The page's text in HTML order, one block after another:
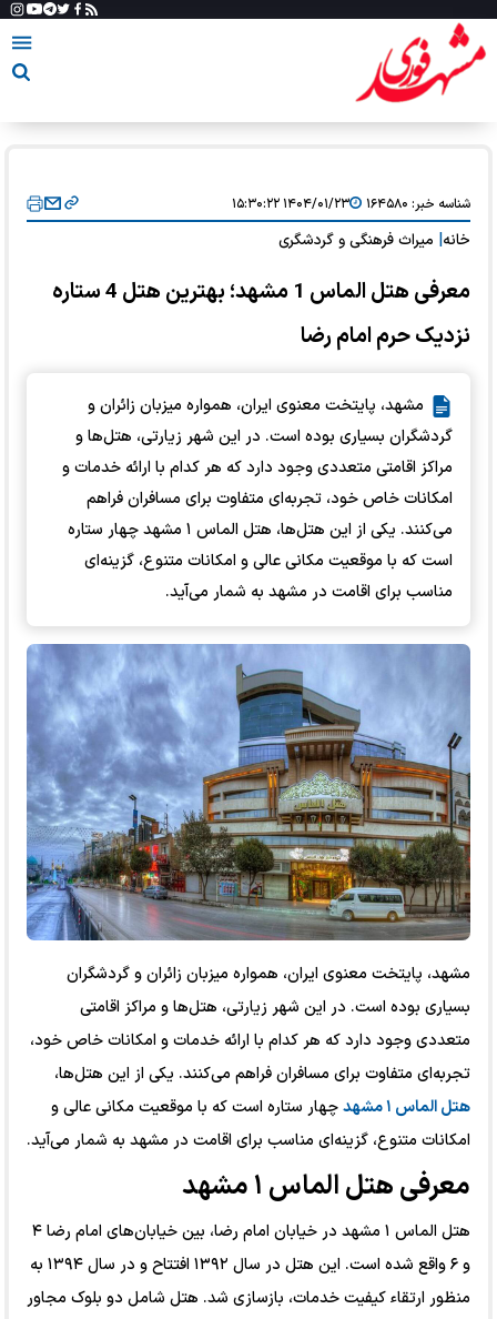
شناسه خبر: ۱۶۴۵۸۰ ۱۴۰۴/۰۱/۲۳ ۱۵:۳۰:۲۲
خانه میراث فرهنگی و گردشگری
معرفی هتل الماس 1 مشهد؛ بهترین هتل 4 ستاره
نزدیک حرم امام رضا
مشهد، پایتخت معنوی ایران، همواره میزبان زائران و
گردشگران بسیاری بوده است. در این شهر زیارتی، هتل‌ها و
مراکز اقامتی متعددی وجود دارد که هر کدام با ارائه خدمات و
امکانات خاص خود، تجربه‌ای متفاوت برای مسافران فراهم
می‌کنند. یکی از این هتل‌ها، هتل الماس ۱ مشهد چهار ستاره
است که با موقعیت مکانی عالی و امکانات متنوع، گزینه‌ای
مناسب برای اقامت در مشهد به شمار می‌آید.
مشهد، پایتخت معنوی ایران، همواره میزبان زائران و گردشگران
بسیاری بوده است. در این شهر زیارتی، هتل‌ها و مراکز اقامتی
متعددی وجود دارد که هر کدام با ارائه خدمات و امکانات خاص خود،
تجربه‌ای متفاوت برای مسافران فراهم می‌کنند. یکی از این هتل‌ها،
هتل الماس ۱ مشهد
چهار ستاره است که با موقعیت مکانی عالی و
امکانات متنوع، گزینه‌ای مناسب برای اقامت در مشهد به شمار می‌آید.
معرفی هتل الماس ۱ مشهد
هتل الماس ۱ مشهد در خیابان امام رضا، بین خیابان‌های امام رضا ۴
و ۶ واقع شده است. این هتل در سال ۱۳۹۲ افتتاح و در سال ۱۳۹۴ به
منظور ارتقاء کیفیت خدمات، بازسازی شد. هتل شامل دو بلوک مجاور